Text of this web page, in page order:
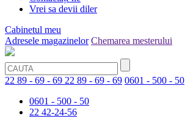
Vrei sa devii diler
Cabinetul meu
Adresele magazinelor Chemarea mesterului
22 89 - 69 - 69 22 89 - 69 - 69 0601 - 500 - 50
0601 - 500 - 50
22 42-24-56